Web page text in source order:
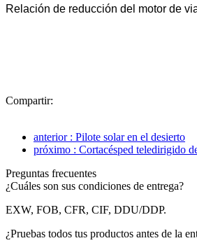
Relación de reducción del motor de
Compartir:
anterior : Pilote solar en el desierto
próximo : Cortacésped teledirigido
Preguntas frecuentes
¿Cuáles son sus condiciones de entrega?
EXW, FOB, CFR, CIF, DDU/DDP.
¿Pruebas todos tus productos antes de la